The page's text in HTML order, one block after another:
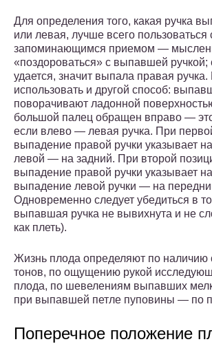
Для определения того, какая ручка
или левая, лучше всего пользоваться
запоминающимся приемом —
«поздороваться» с выпавшей ручкой;
удается, значит выпала правая
использовать и другой способ:
поворачивают ладонной
большой палец обращен вправо —
если влево — левая ручка. При
выпадение правой ручки указывает
левой — на задний. При второй
выпадение правой ручки указывает
выпадение левой ручки — на
Одновременно следует убедиться в
выпавшая ручка не вывихнута и не
как плеть).
Жизнь плода определяют по наличию
тонов, по ощущению рукой
плода, по шевелениям выпавших
при выпавшей петле пуповины — по
Поперечное положение